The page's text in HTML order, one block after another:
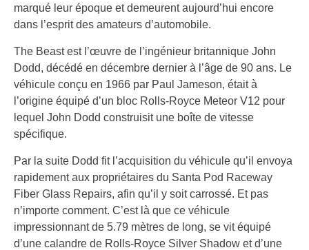
marqué leur époque et demeurent aujourd’hui encore
dans l’esprit des amateurs d’automobile.
The Beast est l’œuvre de l’ingénieur britannique John
Dodd, décédé en décembre dernier à l’âge de 90 ans. Le
véhicule conçu en 1966 par Paul Jameson, était à
l’origine équipé d’un bloc Rolls-Royce Meteor V12 pour
lequel John Dodd construisit une boîte de vitesse
spécifique.
Par la suite Dodd fit l’acquisition du véhicule qu’il envoya
rapidement aux propriétaires du Santa Pod Raceway
Fiber Glass Repairs, afin qu’il y soit carrossé. Et pas
n’importe comment. C’est là que ce véhicule
impressionnant de 5.79 mètres de long, se vit équipé
d’une calandre de Rolls-Royce Silver Shadow et d’une